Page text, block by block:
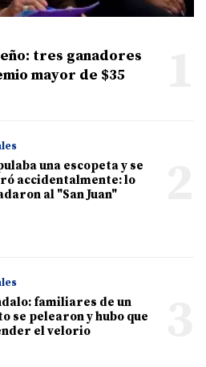
tres ganadores
mayor de $35
una escopeta y se
accidentalmente: lo
al "San Juan"
familiares de un
se pelearon y hubo que
el velorio